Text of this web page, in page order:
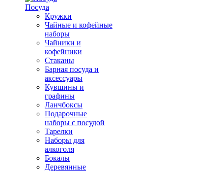
Посуда
Кружки
Чайные и кофейные
наборы
Чайники и
кофейники
Стаканы
Барная посуда и
аксессуары
Кувшины и
графины
Ланчбоксы
Подарочные
наборы с посудой
Тарелки
Наборы для
алкоголя
Бокалы
Деревянные